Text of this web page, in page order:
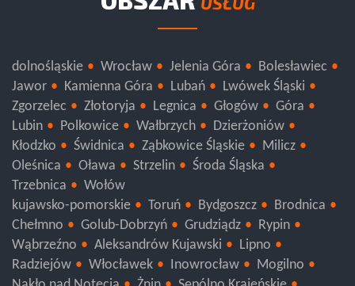
dolnośląskie Wrocław Jelenia Góra
Bolesławiec
Jawor
Kamienna Góra Lubań
Lwówek Śląski
Zgorzelec
Złotoryja Legnica Głogów
Góra
Lubin
Polkowice Wałbrzych
Dzierżoniów
Kłodzko
Świdnica Ząbkowice Śląskie
Milicz
Oleśnica
Oława Strzelin
Środa Śląska
Trzebnica
Wołów
kujawsko-pomorskie
Toruń Bydgoszcz
Brodnica
Chełmno
Golub-Dobrzyń Grudziądz
Rypin
Wąbrzeźno
Aleksandrów Kujawski
Lipno
Radziejów
Włocławek Inowrocław
Mogilno